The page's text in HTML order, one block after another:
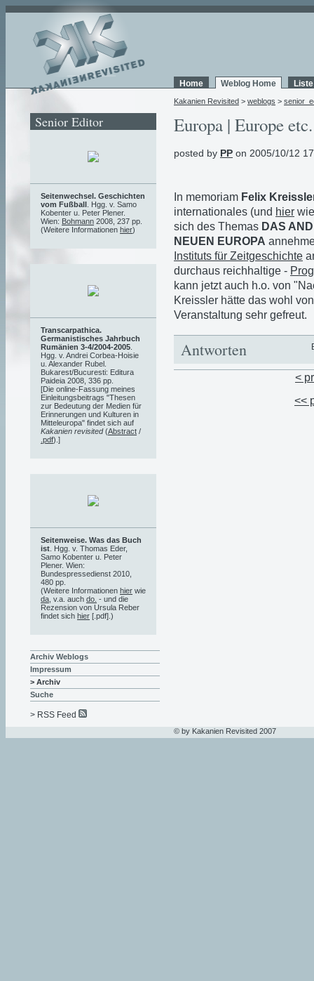
Home Weblog Home
Kakanien Revisited > weblogs >
Europa | Europe
posted by PP on 2005/10/12
In memoriam Felix
internationales (und hier
sich des Themas DAS
NEUEN EUROPA
Instituts für Zeitgeschichte
durchaus reichhaltige -
kann jetzt auch h.o. von
Kreissler hätte das wohl
Veranstaltung sehr gefreut.
Antworten
<
<<
Senior Editor
Seitenwechsel. Geschichten
vom Fußball . Hgg. v. Samo
Kobenter u. Peter Plener.
Wien: Bohmann 2008, 237 pp.
(Weitere Informationen hier)
Transcarpathica.
Germanistisches Jahrbuch
Rumänien 3-4/2004-2005
Hgg. v. Andrei Corbea-Hoisie
u. Alexander Rubel.
Bukarest/Bucuresti: Editura
Paideia 2008, 336 pp.
[Die online-Fassung meines
Einleitungsbeitrags "Thesen
zur Bedeutung der Medien für
Erinnerungen und Kulturen in
Mitteleuropa" findet sich auf
Kakanien revisited(Abstract /
.pdf).]
Seitenweise. Was das Buch
ist . Hgg. v. Thomas Eder,
Samo Kobenter u. Peter
Plener. Wien:
Bundespressedienst 2010,
480 pp.
(Weitere Informationen hier wie
da , v.a. auch do. - und die
Rezension von Ursula Reber
findet sich hier [.pdf].)
Archiv Weblogs
Impressum
> Archiv
Suche
> RSS Feed
© by Kakanien Revisited 2007